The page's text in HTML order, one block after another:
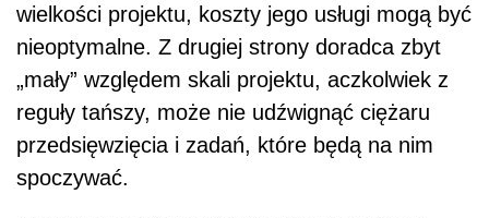
wielkości projektu, koszty jego usługi mogą być
nieoptymalne. Z drugiej strony doradca zbyt
„mały” względem skali projektu, aczkolwiek z
reguły tańszy, może nie udźwignąć ciężaru
przedsięwzięcia i zadań, które będą na nim
spoczywać.